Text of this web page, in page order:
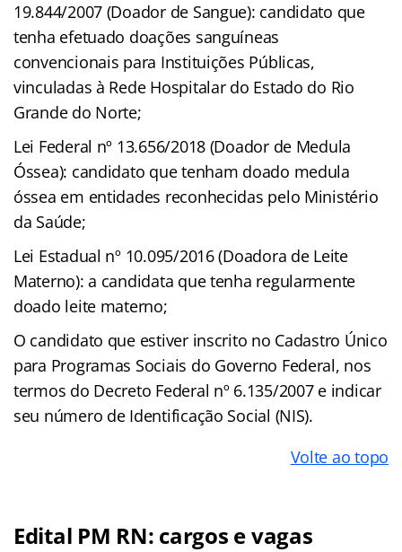
19.844/2007 (Doador de Sangue): candidato que
tenha efetuado doações sanguíneas
convencionais para Instituições Públicas,
vinculadas à Rede Hospitalar do Estado do Rio
Grande do Norte;
Lei Federal nº 13.656/2018 (Doador de Medula
Óssea): candidato que tenham doado medula
óssea em entidades reconhecidas pelo Ministério
da Saúde;
Lei Estadual nº 10.095/2016 (Doadora de Leite
Materno): a candidata que tenha regularmente
doado leite materno;
O candidato que estiver inscrito no Cadastro Único
para Programas Sociais do Governo Federal, nos
termos do Decreto Federal nº 6.135/2007 e indicar
seu número de Identificação Social (NIS).
Volte ao topo
Edital PM RN: cargos e vagas